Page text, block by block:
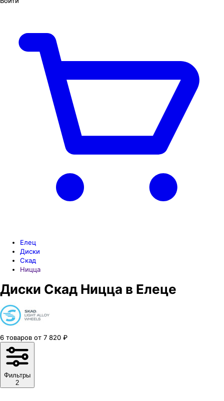
Елец
Диски
Скад
Ницца
Диски Скад Ницца в Елеце
6 товаров от 7 820 ₽
Фильтры
2